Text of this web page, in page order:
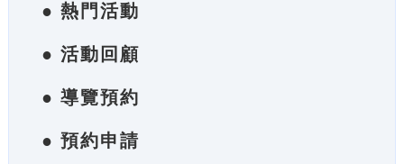
● 熱門活動
● 活動回顧
● 導覽預約
● 預約申請